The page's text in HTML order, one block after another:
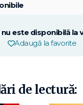
este disponibilă la
Adaugă la favorite
de lectură: